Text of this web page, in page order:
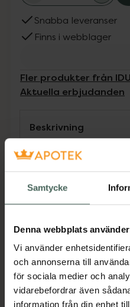
Samtycke
Denna webbplats
Vi använder
och annonserna till
för sociala medier och
vidarebefordrar även
information från din enhet
Snabba leveranser
Finns i webblager
Fler produkter från
Aktuella erbjudanden
Beskrivning
IDUN Minerals
en ögonskuggsborste
du vill ha ett precist,
resultat. Den
många lager produkt
ögonskuggan.
mängd produkt och
och felfri. Tillverkad av
som är skonsamt mot
Veganskt.